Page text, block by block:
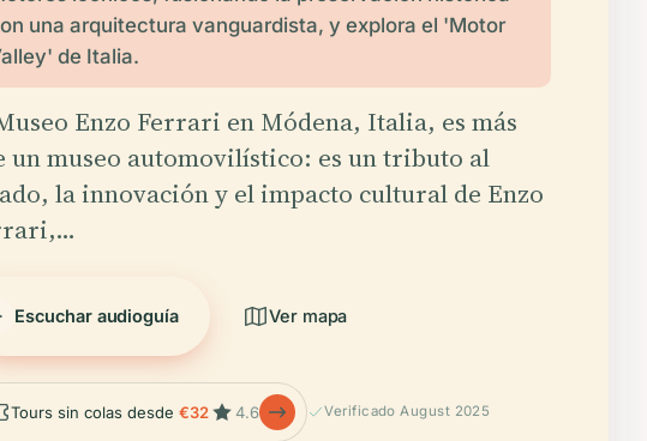
una arquitectura vanguardista, y explora el 'Motor
de Italia.
Enzo Ferrari en Módena, Italia, es más
un museo automovilístico: es un tributo al
la innovación y el impacto cultural de Enzo
Escuchar audioguía Ver mapa
Tours sin colas desde€32 4.6 Verificado August 2025